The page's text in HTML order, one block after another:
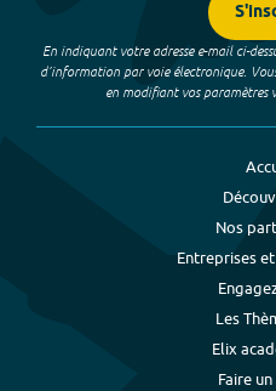
En indiquant votre adresse e-mail ci-
d’information par voie électronique.
en modifiant vos paramètres
Nos
Entreprises
Les
Elix
Faire